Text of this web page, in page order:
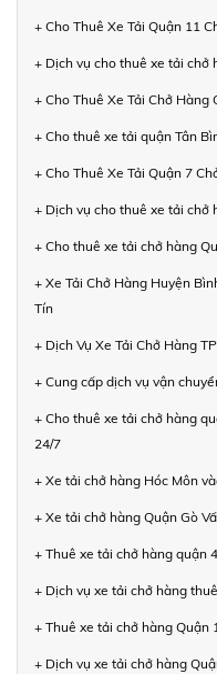
+ Cho Thuê Xe Tải Quận 11
+ Dịch vụ cho thuê xe tải chở
+ Cho Thuê Xe Tải Chở Hàng
+ Cho thuê xe tải quận Tân
+ Cho Thuê Xe Tải Quận 7
+ Dịch vụ cho thuê xe tải chở
+ Cho thuê xe tải chở hàng
+ Xe Tải Chở Hàng Huyện
Tín
+ Dịch Vụ Xe Tải Chở Hàng
+ Cung cấp dịch vụ vận
+ Cho thuê xe tải chở hàng
24/7
+ Xe tải chở hàng Hóc Môn
+ Xe tải chở hàng Quận Gò
+ Thuê xe tải chở hàng quận
+ Dịch vụ xe tải chở hàng
+ Thuê xe tải chở hàng Quận
+ Dịch vụ xe tải chở hàng